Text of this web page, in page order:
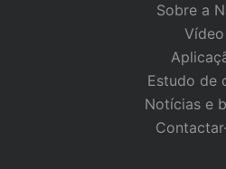
Sobre a
Vídeo
Estudo de
Notícias e